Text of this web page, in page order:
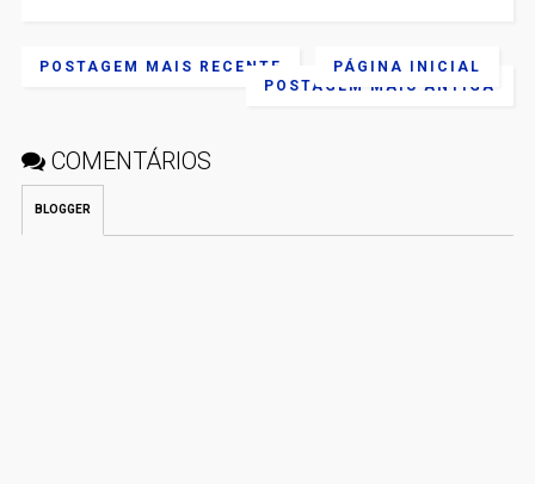
POSTAGEM MAIS RECENTE
POSTAGEM MAIS ANTIGA
PÁGINA INICIAL
COMENTÁRIOS
BLOGGER